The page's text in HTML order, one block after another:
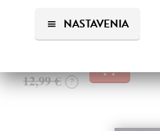
NASTAVENIA
Dodávateľ nemá titul na
12,99 € ?